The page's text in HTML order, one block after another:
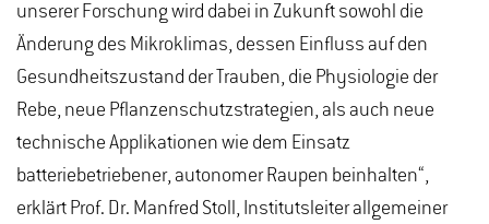
unserer Forschung wird dabei in Zukunft sowohl die
Änderung des Mikroklimas, dessen Einfluss auf den
Gesundheitszustand der Trauben, die Physiologie der
Rebe, neue Pflanzenschutzstrategien, als auch neue
technische Applikationen wie dem Einsatz
batteriebetriebener, autonomer Raupen beinhalten“,
erklärt Prof. Dr. Manfred Stoll, Institutsleiter allgemeiner